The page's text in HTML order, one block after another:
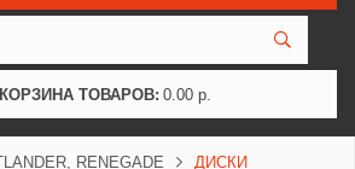
КОРЗИНА ТОВАРОВ: 0.00 р.
RENEGADE ДИСКИ